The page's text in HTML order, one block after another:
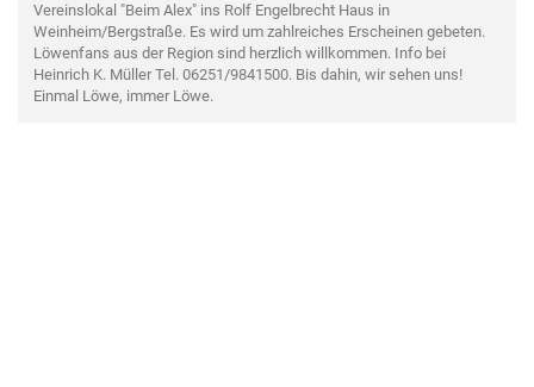
Vereinslokal "Beim Alex" ins Rolf Engelbrecht Haus in
Weinheim/Bergstraße. Es wird um zahlreiches Erscheinen gebeten.
Löwenfans aus der Region sind herzlich willkommen. Info bei
Heinrich K. Müller Tel. 06251/9841500. Bis dahin, wir sehen uns!
Einmal Löwe, immer Löwe.